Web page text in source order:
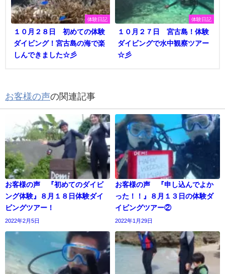
体験日記
１０月２８日 初めての体験
ダイビング！宮古島の海で楽
しんできました☆彡
体験日記
１０月２７日 宮古島！体験
ダイビングで水中観察ツアー
☆彡
お客様の声の関連記事
お客様の声 『初めてのダイビ
ング体験』８月１８日体験ダイ
ビングツアー！
2022年2月5日
お客様の声 『申し込んでよか
った！！』８月１３日の体験ダ
イビングツアー②
2022年1月29日